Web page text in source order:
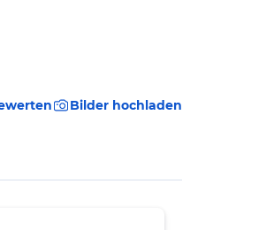
Bilder hochladen